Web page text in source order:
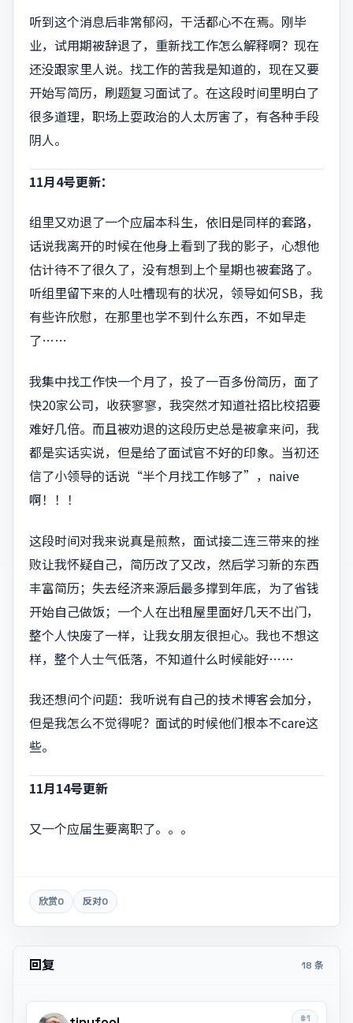
听到这个消息后非常郁闷，干活都心不在焉。刚毕
业，试用期被辞退了，重新找工作怎么解释啊？现在
还没跟家里人说。找工作的苦我是知道的，现在又要
开始写简历，刷题复习面试了。在这段时间里明白了
很多道理，职场上耍政治的人太厉害了，有各种手段
阴人。
11月4号更新：
组里又劝退了一个应届本科生，依旧是同样的套路，
话说我离开的时候在他身上看到了我的影子，心想他
估计待不了很久了，没有想到上个星期也被套路了。
听组里留下来的人吐槽现有的状况，领导如何SB，我
有些许欣慰，在那里也学不到什么东西，不如早走
了……
我集中找工作快一个月了，投了一百多份简历，面了
快20家公司，收获寥寥，我突然才知道社招比校招要
难好几倍。而且被劝退的这段历史总是被拿来问，我
都是实话实说，但是给了面试官不好的印象。当初还
信了小领导的话说“半个月找工作够了”，naive
啊！！！
这段时间对我来说真是煎熬，面试接二连三带来的挫
败让我怀疑自己，简历改了又改，然后学习新的东西
丰富简历；失去经济来源后最多撑到年底，为了省钱
开始自己做饭；一个人在出租屋里面好几天不出门，
整个人快废了一样，让我女朋友很担心。我也不想这
样，整个人士气低落，不知道什么时候能好……
我还想问个问题：我听说有自己的技术博客会加分，
但是我怎么不觉得呢？面试的时候他们根本不care这
些。
11月14号更新
又一个应届生要离职了。。。
欣赏0 反对0
回复 18 条
#1